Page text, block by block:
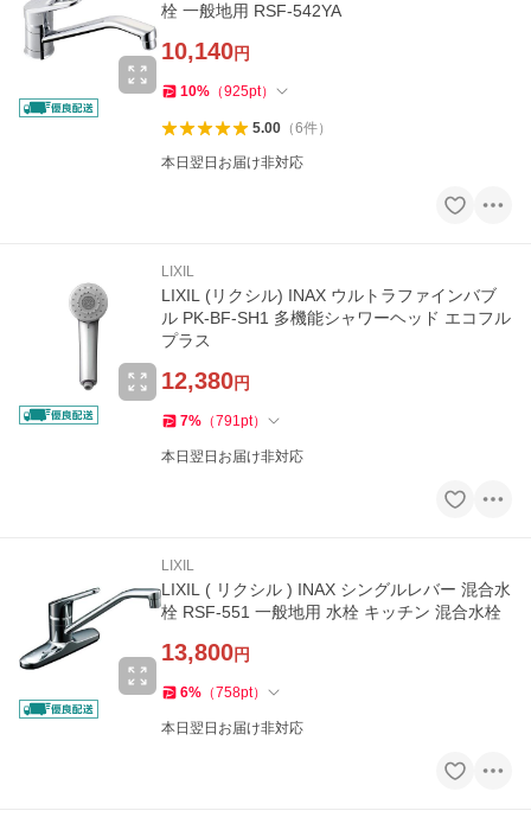
栓 一般地用 RSF-542YA
10,140円
10% （925pt）
5.00（6件）
本日翌日お届け非対応
LIXIL
LIXIL (リクシル) INAX ウルトラファインバブ
ル PK-BF-SH1 多機能シャワーヘッド エコフル
プラス
12,380円
7% （791pt）
本日翌日お届け非対応
LIXIL
LIXIL ( リクシル ) INAX シングルレバー 混合水
栓 RSF-551 一般地用 水栓 キッチン 混合水栓
13,800円
6% （758pt）
本日翌日お届け非対応